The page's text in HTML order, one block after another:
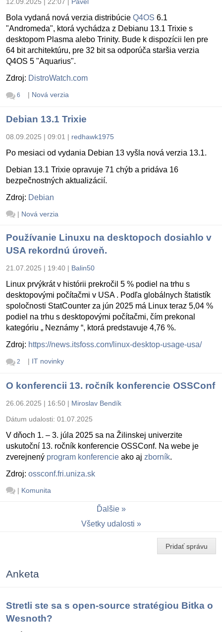
12.09.2025 | 22:07 | Pavel
Bola vydaná nová verzia distribúcie Q4OS 6.1
"Andromeda", ktorá vychádza z Debianu 13.1 Trixie s
desktopom Plasma alebo Trinity. Bude k dispozícii len pre
64 bit architektúru, pre 32 bit sa odporúča staršia verzia
Q4OS 5 "Aquarius".
Zdroj: DistroWatch.com
6 | Nová verzia
Debian 13.1 Trixie
08.09.2025 | 09:01 | redhawk1975
Po mesiaci od vydania Debian 13 vyšla nová verzia 13.1.
Debian 13.1 Trixie opravuje 71 chýb a pridáva 16
bezpečnostných aktualizácií.
Zdroj: Debian
| Nová verzia
Používanie Linuxu na desktopoch dosiahlo v
USA rekordnú úroveň.
21.07.2025 | 19:40 | Balin50
Linux prvýkrát v histórii prekročil 5 % podiel na trhu s
desktopovými počítačmi v USA . Podľa globálnych štatistík
spoločnosti StatCounter za jún 2025 má Linux teraz 5,04 %
podiel na trhu s desktopovými počítačmi, čím prekonal
kategóriu „ Neznámy “, ktorá predstavuje 4,76 %.
Zdroj: https://news.itsfoss.com/linux-desktop-usage-usa/
2 | IT novinky
O konferencii 13. ročník konferencie OSSConf
26.06.2025 | 16:50 | Miroslav Bendík
Dátum udalosti: 01.07.2025
V dňoch 1. – 3. júla 2025 sa na Žilinskej univerzite
uskutoční 13. ročník konferencie OSSConf. Na webe je
zverejnený program konferencie ako aj zborník.
Zdroj: ossconf.fri.uniza.sk
| Komunita
Ďalšie
Všetky udalosti
Pridať správu
Anketa
Stretli ste sa s open-source stratégiou Bitka o
Wesnoth?